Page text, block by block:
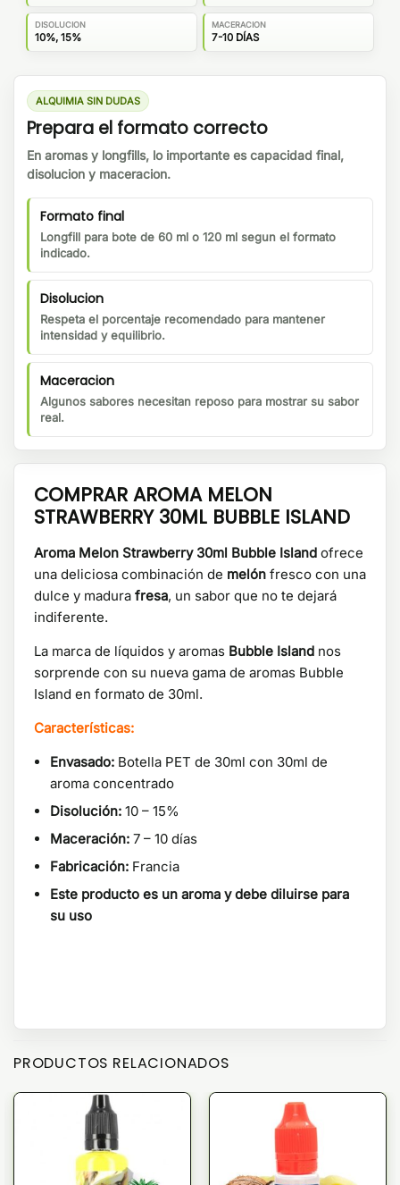
DISOLUCION
10%, 15%
MACERACION
7-10 DÍAS
ALQUIMIA SIN DUDAS
Prepara el formato correcto
En aromas y longfills, lo importante es capacidad final,
disolucion y maceracion.
Formato final
Longfill para bote de 60 ml o 120 ml segun el formato
indicado.
Disolucion
Respeta el porcentaje recomendado para mantener
intensidad y equilibrio.
Maceracion
Algunos sabores necesitan reposo para mostrar su sabor
real.
COMPRAR AROMA MELON
STRAWBERRY 30ML BUBBLE ISLAND
Aroma Melon Strawberry 30ml Bubble Island ofrece
una deliciosa combinación de melón fresco con una
dulce y madura fresa, un sabor que no te dejará
indiferente.
La marca de líquidos y aromas Bubble Island nos
sorprende con su nueva gama de aromas Bubble
Island en formato de 30ml.
Características:
Envasado: Botella PET de 30ml con 30ml de
aroma concentrado
Disolución: 10 – 15%
Maceración: 7 – 10 días
Fabricación: Francia
Este producto es un aroma y debe diluirse para
su uso
PRODUCTOS RELACIONADOS